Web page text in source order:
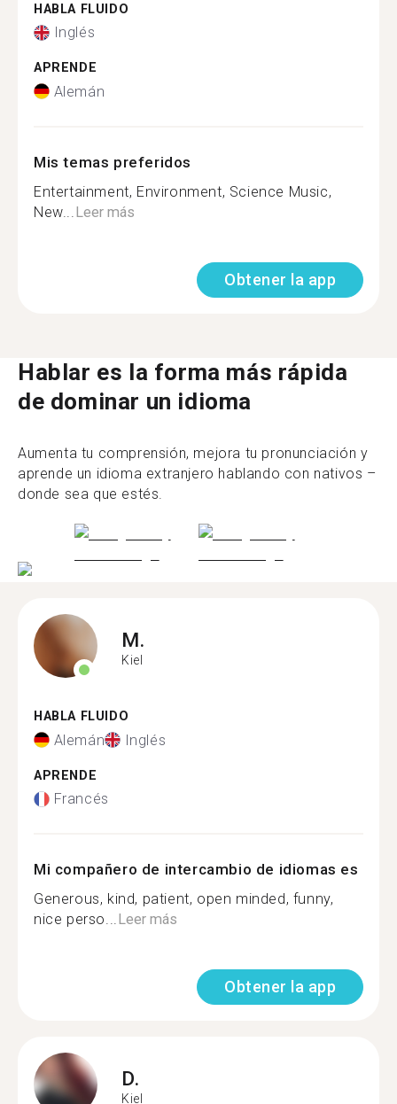
HABLA FLUIDO
Inglés
APRENDE
Alemán
Mis temas preferidos
Entertainment, Environment, Science Music,
New... Leer más
Obtener la app
Hablar es la forma más rápida
de dominar un idioma
Aumenta tu comprensión, mejora tu pronunciación y
aprende un idioma extranjero hablando con nativos –
donde sea que estés.
M.
Kiel
HABLA FLUIDO
Alemán Inglés
APRENDE
Francés
Mi compañero de intercambio de idiomas es
Generous, kind, patient, open minded, funny,
nice perso...Leer más
Obtener la app
D.
Kiel